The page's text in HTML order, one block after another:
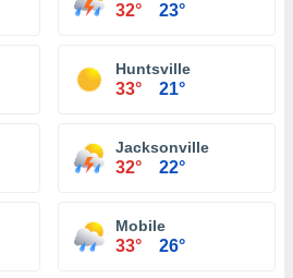
32° 23°
Huntsville
33° 21°
Jacksonville
32° 22°
Mobile
33° 26°